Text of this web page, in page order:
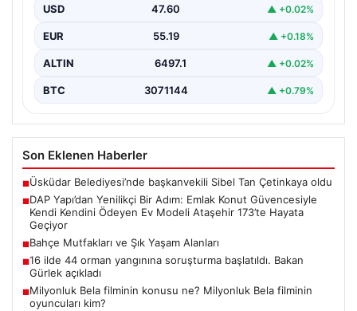
Hayata Geçiyor
Gayrimenkul sektöründe prestijli ve yenilikçi
projeleriyle tanınan DAP Gayrimenkul Geliştirme, dikkat
çekici bir adım…
USD 47.60 ▲ +0.02%
EUR 55.19 ▲ +0.18%
ALTIN 6497.1 ▲ +0.02%
BTC 3071144 ▲ +0.79%
Son Eklenen Haberler
■Üsküdar Belediyesi’nde başkanvekili Sibel Tan Çetinkaya oldu
■DAP Yapı’dan Yenilikçi Bir Adım: Emlak Konut Güvencesiyle
Kendi Kendini Ödeyen Ev Modeli Ataşehir 173’te Hayata
Geçiyor
■Bahçe Mutfakları ve Şık Yaşam Alanları
■16 ilde 44 orman yangınına soruşturma başlatıldı. Bakan
Gürlek açıkladı
■Milyonluk Bela filminin konusu ne? Milyonluk Bela filminin
oyuncuları kim?